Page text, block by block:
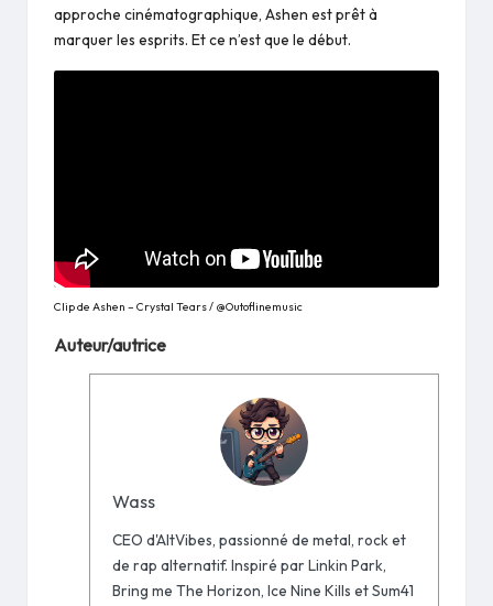
approche cinématographique, Ashen est prêt à
marquer les esprits. Et ce n’est que le début.
Clip de Ashen – Crystal Tears / @Outoflinemusic
Auteur/autrice
Wass
CEO d'AltVibes, passionné de metal, rock et
de rap alternatif. Inspiré par Linkin Park,
Bring me The Horizon, Ice Nine Kills et Sum41